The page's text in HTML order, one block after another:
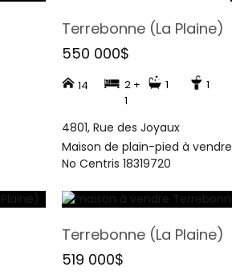
Terrebonne (La Plaine)
550 000$
14
2 +
1
1 1
4801, Rue des Joyaux
Maison de plain-pied à vendre
No Centris 18319720
Terrebonne (La Plaine)
519 000$